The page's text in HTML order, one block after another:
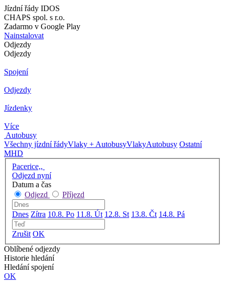
Jízdní řády IDOS
CHAPS spol. s r.o.
Zadarmo v Google Play
Nainstalovat
Odjezdy
Odjezdy
Spojení
Odjezdy
Jízdenky
Více
Autobusy
Všechny jízdní řádyVlaky + AutobusyVlakyAutobusy Ostatní
MHD
Pacerice,,
Odjezd nyní
Datum a čas
Odjezd
Příjezd
Dnes Zítra 10.8. Po 11.8. Út 12.8. St 13.8. Čt 14.8. Pá
Zrušit OK
Oblíbené odjezdy
Historie hledání
Hledání spojení
OK